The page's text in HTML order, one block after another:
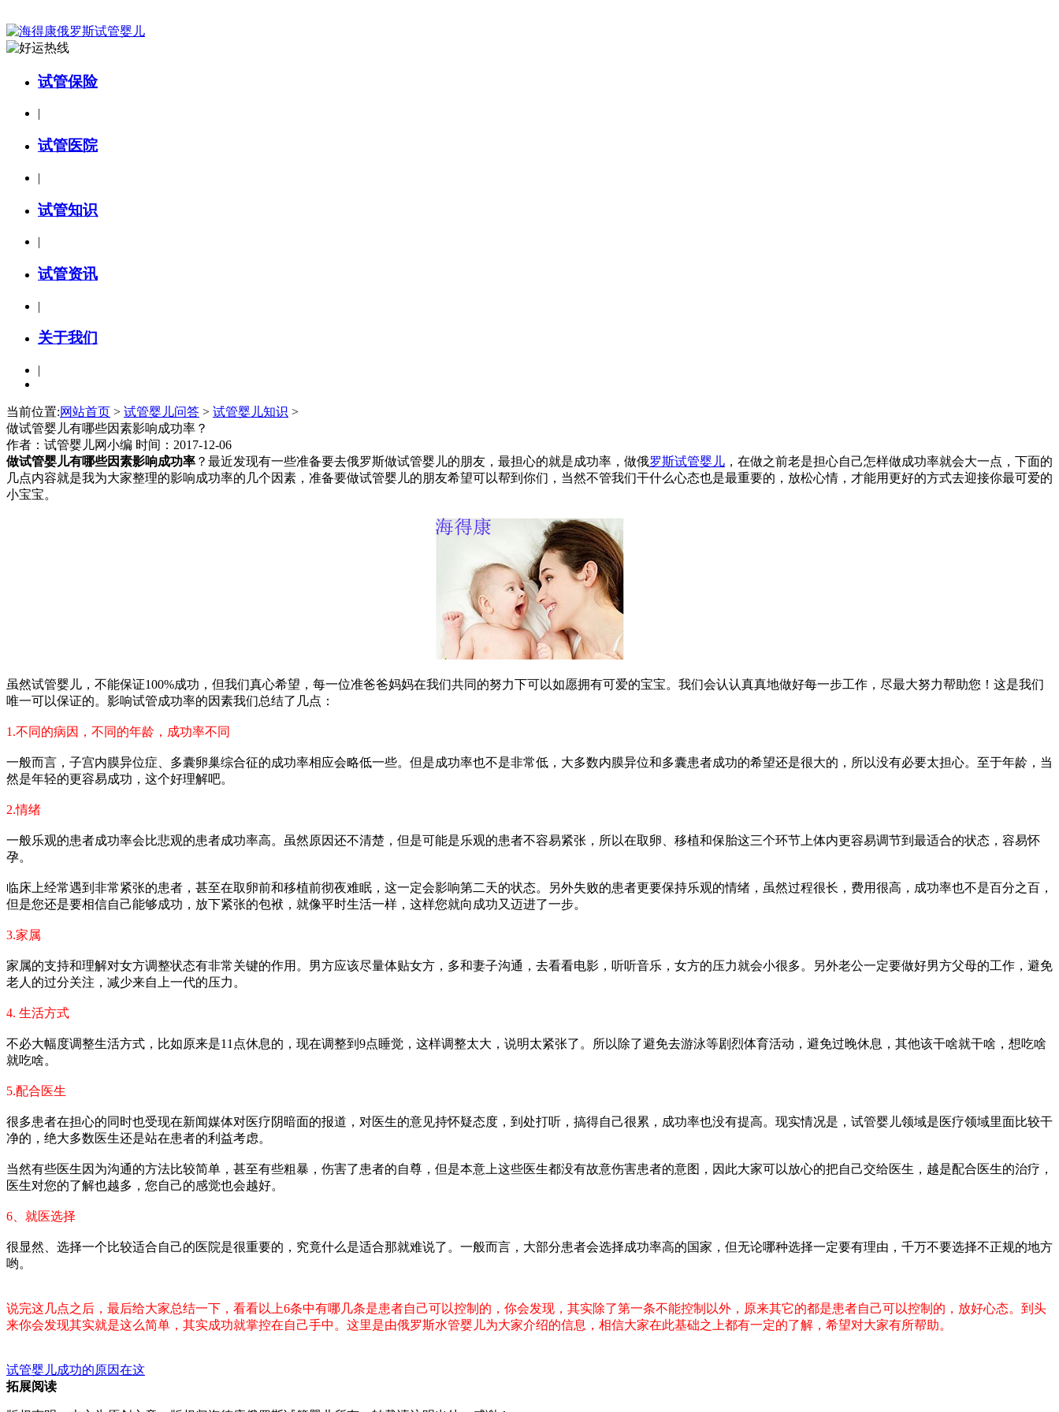
试管保险
|
试管医院
|
试管知识
|
试管资讯
|
关于我们
|
当前位置:网站首页 > 试管婴儿问答 > 试管婴儿知识 >
做试管婴儿有哪些因素影响成功率？
作者：试管婴儿网小编 时间：2017-12-06
做试管婴儿有哪些因素影响成功率 ？最近发现有一些准备要去俄罗斯做试管婴儿的朋友，最担心的就是成功率，做俄罗斯试管婴儿 ，在做之前老是担心自己怎样做成功率就会大一点，下面的
几点内容就是我为大家整理的影响成功率的几个因素，准备要做试管婴儿的朋友希望可以帮到你们，当然不管我们干什么心态也是最重要的，放松心情，才能用更好的方式去迎接你最可爱的
小宝宝。
虽然试管婴儿，不能保证100%成功，但我们真心希望，每一位准爸爸妈妈在我们共同的努力下可以如愿拥有可爱的宝宝。我们会认认真真地做好每一步工作，尽最大努力帮助您！这是我们
唯一可以保证的。影响试管成功率的因素我们总结了几点：
1.不同的病因，不同的年龄，成功率不同
一般而言，子宫内膜异位症、多囊卵巢综合征的成功率相应会略低一些。但是成功率也不是非常低，大多数内膜异位和多囊患者成功的希望还是很大的，所以没有必要太担心。至于年龄，当
然是年轻的更容易成功，这个好理解吧。
2.情绪
一般乐观的患者成功率会比悲观的患者成功率高。虽然原因还不清楚，但是可能是乐观的患者不容易紧张，所以在取卵、移植和保胎这三个环节上体内更容易调节到最适合的状态，容易怀
孕。
临床上经常遇到非常紧张的患者，甚至在取卵前和移植前彻夜难眠，这一定会影响第二天的状态。另外失败的患者更要保持乐观的情绪，虽然过程很长，费用很高，成功率也不是百分之百，
但是您还是要相信自己能够成功，放下紧张的包袱，就像平时生活一样，这样您就向成功又迈进了一步。
3.家属
家属的支持和理解对女方调整状态有非常关键的作用。男方应该尽量体贴女方，多和妻子沟通，去看看电影，听听音乐，女方的压力就会小很多。另外老公一定要做好男方父母的工作，避免
老人的过分关注，减少来自上一代的压力。
4. 生活方式
不必大幅度调整生活方式，比如原来是11点休息的，现在调整到9点睡觉，这样调整太大，说明太紧张了。所以除了避免去游泳等剧烈体育活动，避免过晚休息，其他该干啥就干啥，想吃啥
就吃啥。
5.配合医生
很多患者在担心的同时也受现在新闻媒体对医疗阴暗面的报道，对医生的意见持怀疑态度，到处打听，搞得自己很累，成功率也没有提高。现实情况是，试管婴儿领域是医疗领域里面比较干
净的，绝大多数医生还是站在患者的利益考虑。
当然有些医生因为沟通的方法比较简单，甚至有些粗暴，伤害了患者的自尊，但是本意上这些医生都没有故意伤害患者的意图，因此大家可以放心的把自己交给医生，越是配合医生的治疗，
医生对您的了解也越多，您自己的感觉也会越好。
6、就医选择
很显然、选择一个比较适合自己的医院是很重要的，究竟什么是适合那就难说了。一般而言，大部分患者会选择成功率高的国家，但无论哪种选择一定要有理由，千万不要选择不正规的地方
哟。
说完这几点之后，最后给大家总结一下，看看以上6条中有哪几条是患者自己可以控制的，你会发现，其实除了第一条不能控制以外，原来其它的都是患者自己可以控制的，放好心态。到头
来你会发现其实就是这么简单，其实成功就掌控在自己手中。这里是由俄罗斯水管婴儿为大家介绍的信息，相信大家在此基础之上都有一定的了解，希望对大家有所帮助。
试管婴儿成功的原因在这
拓展阅读